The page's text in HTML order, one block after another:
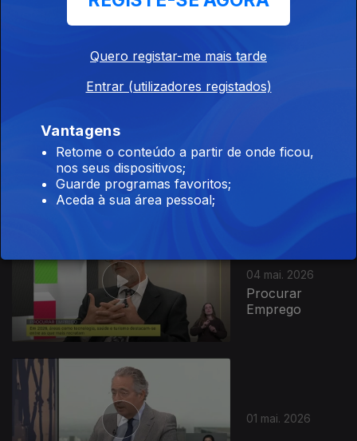
Pedras
O Poder dos
04 mai. 2026
Procurar
Emprego
01 mai. 2026
Quero registar-me mais tarde
Entrar (utilizadores registados)
Vantagens
Retome o conteúdo a partir de onde ficou,
nos seus dispositivos;
Guarde programas favoritos;
Aceda à sua área pessoal;